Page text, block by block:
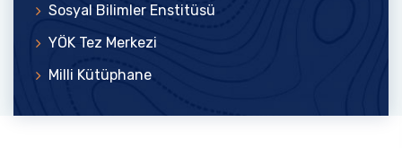
Sosyal Bilimler Enstitüsü
YÖK Tez Merkezi
Milli Kütüphane